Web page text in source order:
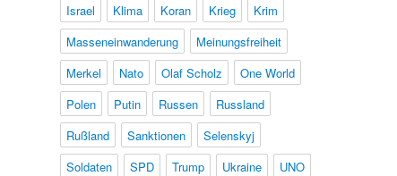
Israel
Klima Koran Krieg
Krim
Masseneinwanderung
Meinungsfreiheit
Merkel
Nato Olaf Scholz
One World
Polen
Putin Russen
Russland
Rußland
Sanktionen
Selenskyj
Soldaten
SPD Trump Ukraine
UNO